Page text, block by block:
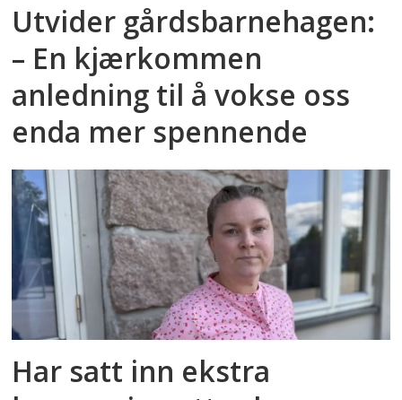
Utvider gårdsbarnehagen:
– En kjærkommen
anledning til å vokse oss
enda mer spennende
Har satt inn ekstra